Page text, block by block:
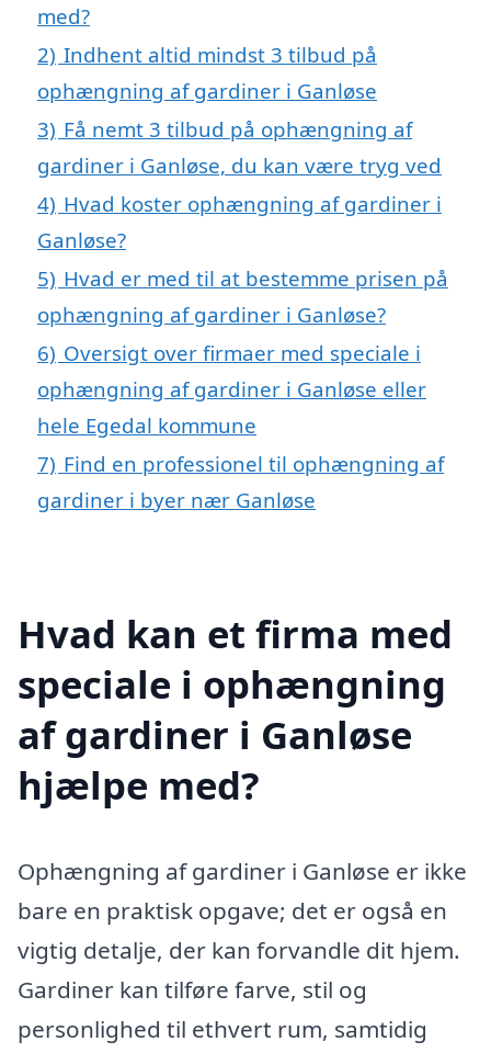
med?
2) Indhent altid mindst 3 tilbud på
ophængning af gardiner i Ganløse
3) Få nemt 3 tilbud på ophængning af
gardiner i Ganløse, du kan være tryg ved
4) Hvad koster ophængning af gardiner i
Ganløse?
5) Hvad er med til at bestemme prisen på
ophængning af gardiner i Ganløse?
6) Oversigt over firmaer med speciale i
ophængning af gardiner i Ganløse eller
hele Egedal kommune
7) Find en professionel til ophængning af
gardiner i byer nær Ganløse
Hvad kan et firma med
speciale i ophængning
af gardiner i Ganløse
hjælpe med?
Ophængning af gardiner i Ganløse er ikke
bare en praktisk opgave; det er også en
vigtig detalje, der kan forvandle dit hjem.
Gardiner kan tilføre farve, stil og
personlighed til ethvert rum, samtidig